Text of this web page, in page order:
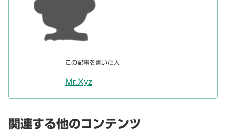
この記事を書いた人
Mr.Xyz
関連する他のコンテンツ